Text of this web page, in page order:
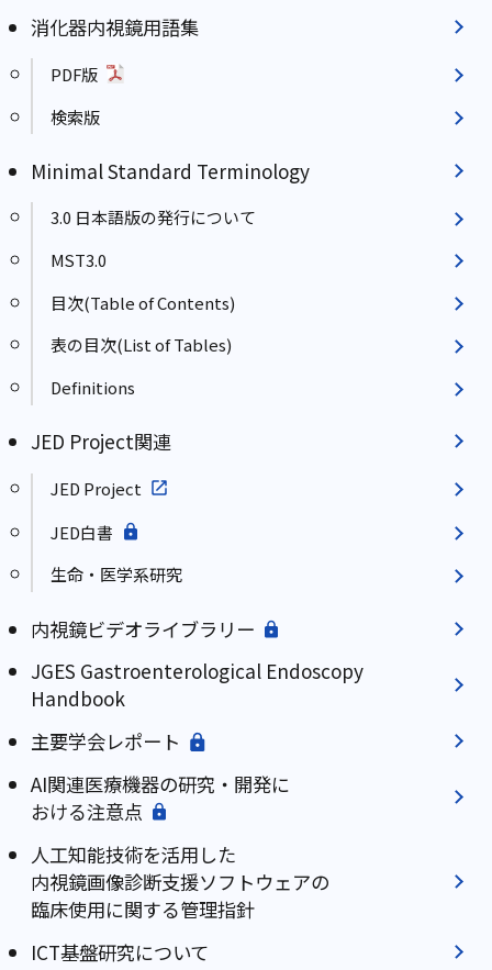
消化器内視鏡用語集
PDF版
検索版
Minimal Standard Terminology
3.0 日本語版の発行について
MST3.0
目次(Table of Contents)
表の目次(List of Tables)
Definitions
JED Project関連
JED Project
JED白書
生命・医学系研究
内視鏡ビデオライブラリー
JGES Gastroenterological Endoscopy
Handbook
主要学会レポート
AI関連医療機器の研究・開発に
おける注意点
人工知能技術を活用した
内視鏡画像診断支援ソフトウェアの
臨床使用に関する管理指針
ICT基盤研究について